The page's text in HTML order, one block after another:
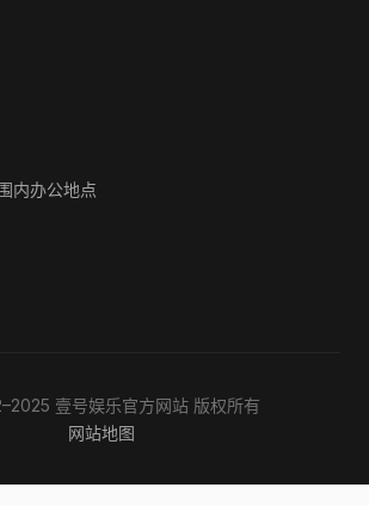
内办公地点
壹号娱乐官方网站 版权所有
网站地图